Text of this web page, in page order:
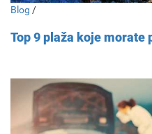
Blog /
Top 9 plaža koje morate